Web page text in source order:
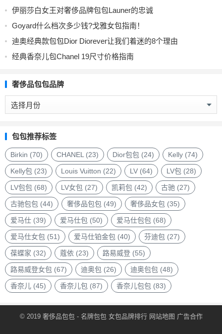
伊丽莎白女王对奢侈品牌包包Launer的忠诚
Goyard什么档次多少钱?戈雅女包指南！
迪奥经典款包包Dior Diorever让我们着迷的8个理由
经典香奈儿包Chanel 19尺寸价格指南
奢侈品包包品牌
奢
侈
包
包
品
牌
包包推荐标签
Birkin (70) CHANEL (23) Dior包包 (24) Kelly (74)
Kelly包 (23) Louis Vuitton (22) LV (64) LV包 (28)
LV包包 (68) LV女包 (27) 凯莉包 (42) 古驰 (27)
古驰包包 (44) 奢侈品包包 (49) 奢侈品女包 (35)
爱马仕 (39) 爱马仕包 (50) 爱马仕包包 (68)
爱马仕女包 (51) 爱马仕铂金包 (40) 芬迪包 (27)
葆蝶家 (32) 蔻依 (23) 路易威登 (55)
路易威登女包 (67) 迪奥包 (26) 迪奥包包 (48)
香奈儿 (45) 香奈儿包 (87) 香奈儿包包 (83)
© 2019 奢侈品包包 - 名牌包包 女包品牌排行网站地图 广告合作